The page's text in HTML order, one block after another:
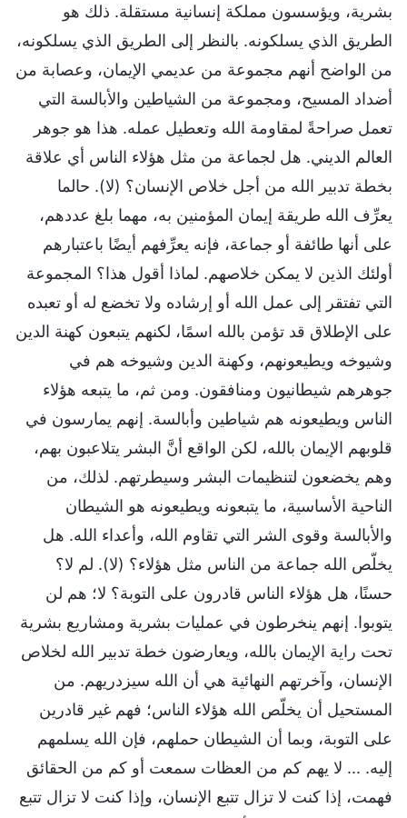
بشرية، ويؤسسون مملكة إنسانية مستقلة. ذلك هو
الطريق الذي يسلكونه. بالنظر إلى الطريق الذي يسلكونه،
من الواضح أنهم مجموعة من عديمي الإيمان، وعصابة من
أضداد المسيح، ومجموعة من الشياطين والأبالسة التي
تعمل صراحةً لمقاومة الله وتعطيل عمله. هذا هو جوهر
العالم الديني. هل لجماعة من مثل هؤلاء الناس أي علاقة
بخطة تدبير الله من أجل خلاص الإنسان؟ (لا). حالما
يعرِّف الله طريقة إيمان المؤمنين به، مهما بلغ عددهم،
على أنها طائفة أو جماعة، فإنه يعرِّفهم أيضًا باعتبارهم
أولئك الذين لا يمكن خلاصهم. لماذا أقول هذا؟ المجموعة
التي تفتقر إلى عمل الله أو إرشاده ولا تخضع له أو تعبده
على الإطلاق قد تؤمن بالله اسمًا، لكنهم يتبعون كهنة الدين
وشيوخه ويطيعونهم، وكهنة الدين وشيوخه هم في
جوهرهم شيطانيون ومنافقون. ومن ثم، ما يتبعه هؤلاء
الناس ويطيعونه هم شياطين وأبالسة. إنهم يمارسون في
قلوبهم الإيمان بالله، لكن الواقع أنَّ البشر يتلاعبون بهم،
وهم يخضعون لتنظيمات البشر وسيطرتهم. لذلك، من
الناحية الأساسية، ما يتبعونه ويطيعونه هو الشيطان
والأبالسة وقوى الشر التي تقاوم الله، وأعداء الله. هل
يخلّص الله جماعة من الناس مثل هؤلاء؟ (لا). لم لا؟
حسنًا، هل هؤلاء الناس قادرون على التوبة؟ لا؛ هم لن
يتوبوا. إنهم ينخرطون في عمليات بشرية ومشاريع بشرية
تحت راية الإيمان بالله، ويعارضون خطة تدبير الله لخلاص
الإنسان، وآخرتهم النهائية هي أن الله سيزدريهم. من
المستحيل أن يخلّص الله هؤلاء الناس؛ فهم غير قادرين
على التوبة، وبما أن الشيطان حملهم، فإن الله يسلمهم
إليه. ... لا يهم كم من العظات سمعت أو كم من الحقائق
فهمت، إذا كنت لا تزال تتبع الإنسان، وإذا كنت لا تزال تتبع